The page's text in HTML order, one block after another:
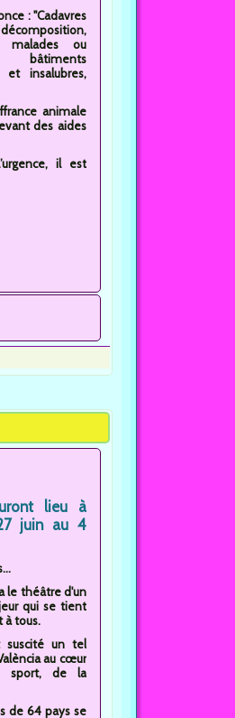
: "Cadavres
malades ou
bâtiments
et insalubres,
animale
des aides
il est
lieu à
juin au 4
le théâtre d'un
qui se tient
à tous.
suscité un tel
au cœur
sport, de la
de 64 pays se